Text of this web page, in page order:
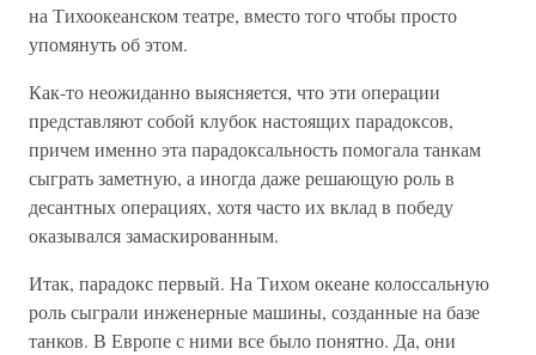
на Тихоокеанском театре, вместо того чтобы просто
упомянуть об этом.
Как-то неожиданно выясняется, что эти операции
представляют собой клубок настоящих парадоксов,
причем именно эта парадоксальность помогала танкам
сыграть заметную, а иногда даже решающую роль в
десантных операциях, хотя часто их вклад в победу
оказывался замаскированным.
Итак, парадокс первый. На Тихом океане колоссальную
роль сыграли инженерные машины, созданные на базе
танков. В Европе с ними все было понятно. Да, они